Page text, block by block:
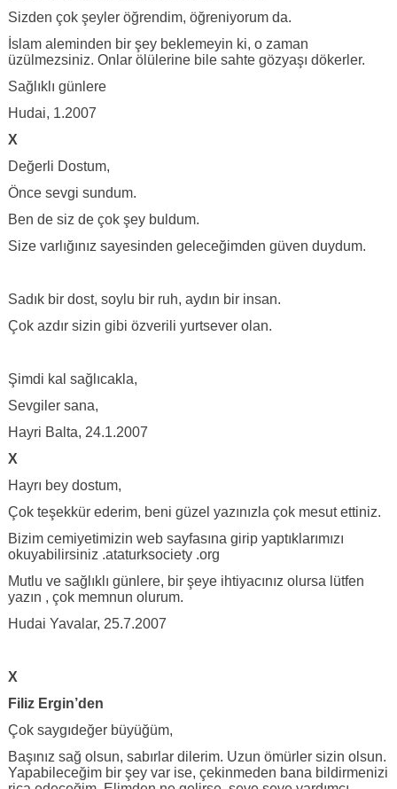
Sizden çok şeyler öğrendim, öğreniyorum da.
İslam aleminden bir şey beklemeyin ki, o zaman
üzülmezsiniz. Onlar ölülerine bile sahte gözyaşı dökerler.
Sağlıklı günlere
Hudai, 1.2007
X
Değerli Dostum,
Önce sevgi sundum.
Ben de siz de çok şey buldum.
Size varlığınız sayesinden geleceğimden güven duydum.
Sadık bir dost, soylu bir ruh, aydın bir insan.
Çok azdır sizin gibi özverili yurtsever olan.
Şimdi kal sağlıcakla,
Sevgiler sana,
Hayri Balta, 24.1.2007
X
Hayrı bey dostum,
Çok teşekkür ederim, beni güzel yazınızla çok mesut ettiniz.
Bizim cemiyetimizin web sayfasına girip yaptıklarımızı
okuyabilirsiniz .ataturksociety .org
Mutlu ve sağlıklı günlere, bir şeye ihtiyacınız olursa lütfen
yazın , çok memnun olurum.
Hudai Yavalar, 25.7.2007
X
Filiz Ergin’den
Çok saygıdeğer büyüğüm,
Başınız sağ olsun, sabırlar dilerim. Uzun ömürler sizin olsun.
Yapabileceğim bir şey var ise, çekinmeden bana bildirmenizi